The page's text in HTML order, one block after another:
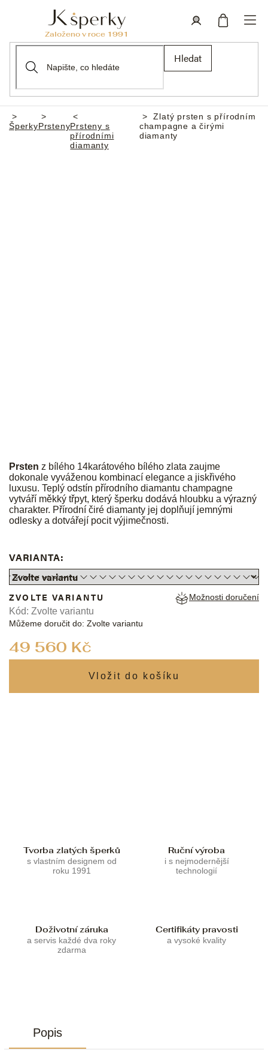
Hledat
Domů
ŠperkyPrstenyPrsteny s
přírodními
diamanty
Zlatý prsten s přírodním
champagne a čirými
diamanty
Prsten z bílého 14karátového bílého zlata zaujme
dokonale vyváženou kombinací elegance a jiskřivého
luxusu. Teplý odstín přírodního diamantu champagne
vytváří měkký třpyt, který šperku dodává hloubku a výrazný
charakter. Přírodní čiré diamanty jej doplňují jemnými
odlesky a dotvářejí pocit výjimečnosti.
VARIANTA:
49 560 Kč
ZVOLTE VARIANTU
Můžeme doručit do: Zvolte variantu
Možnosti doručení
Kód: Zvolte variantu
Tvorba zlatých šperků
s vlastním designem od
roku 1991
Ruční výroba
i s nejmodernější
technologií
Doživotní záruka
a servis každé dva roky
zdarma
Certifikáty pravosti
a vysoké kvality
Popis